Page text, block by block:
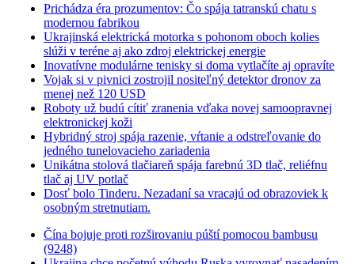
Prichádza éra prozumentov: Čo spája tatranskú chatu s
modernou fabrikou
Ukrajinská elektrická motorka s pohonom oboch kolies
slúži v teréne aj ako zdroj elektrickej energie
Inovatívne modulárne tenisky si doma vytlačíte aj opravíte
Vojak si v pivnici zostrojil nositeľný detektor dronov za
menej než 120 USD
Roboty už budú cítiť zranenia vďaka novej samoopravnej
elektronickej koži
Hybridný stroj spája razenie, vŕtanie a odstreľovanie do
jedného tunelovacieho zariadenia
Unikátna stolová tlačiareň spája farebnú 3D tlač, reliéfnu
tlač aj UV potlač
Dosť bolo Tinderu. Nezadaní sa vracajú od obrazoviek k
osobným stretnutiam.
Čína bojuje proti rozširovaniu púští pomocou bambusu
(9248)